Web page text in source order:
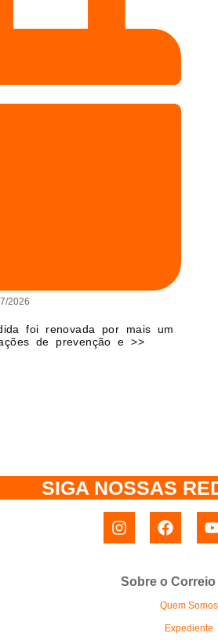
2026
foi renovada por mais um
de prevenção e >>
SIGA NOSSAS
Sobre o Correio
Quem Somos
Expediente